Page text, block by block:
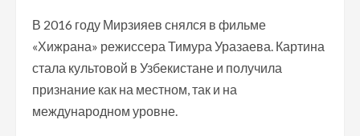
В 2016 году Мирзияев снялся в фильме
«Хижрана» режиссера Тимура Уразаева. Картина
стала культовой в Узбекистане и получила
признание как на местном, так и на
международном уровне.